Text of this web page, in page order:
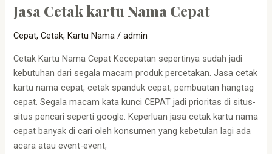
Jasa Cetak kartu Nama Cepat
Cepat,Cetak,Kartu Nama /admin
Cetak Kartu Nama Cepat Kecepatan sepertinya sudah jadi
kebutuhan dari segala macam produk percetakan. Jasa cetak
kartu nama cepat, cetak spanduk cepat, pembuatan hangtag
cepat. Segala macam kata kunci CEPAT jadi prioritas di situs-
situs pencari seperti google. Keperluan jasa cetak kartu nama
cepat banyak di cari oleh konsumen yang kebetulan lagi ada
acara atau event-event,